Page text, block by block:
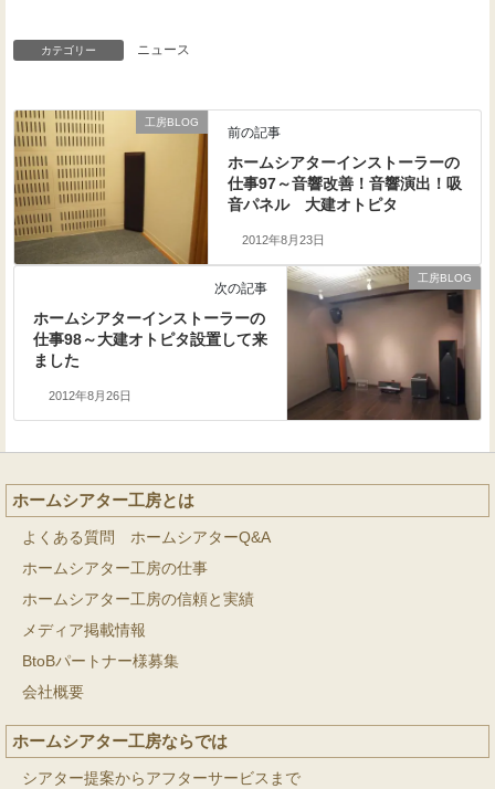
カテゴリー ニュース
工房BLOG
前の記事
ホームシアターインストーラーの
仕事97～音響改善！音響演出！吸
音パネル 大建オトピタ
2012年8月23日
工房BLOG
次の記事
ホームシアターインストーラーの
仕事98～大建オトピタ設置して来
ました
2012年8月26日
ホームシアター工房とは
よくある質問 ホームシアターQ&A
ホームシアター工房の仕事
ホームシアター工房の信頼と実績
メディア掲載情報
BtoBパートナー様募集
会社概要
ホームシアター工房ならでは
シアター提案からアフターサービスまで